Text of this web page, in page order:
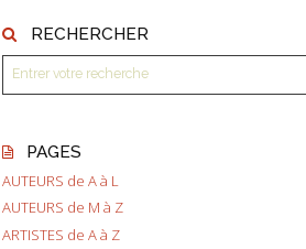
RECHERCHER
PAGES
AUTEURS de A à L
AUTEURS de M à Z
ARTISTES de A à Z